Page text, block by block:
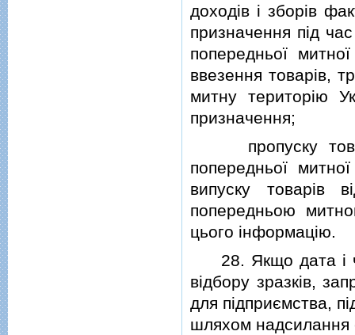
доходiв i зборiв
призначення пiд
попередньої
ввезення товарiв,
митну територiю
призначення;
пропуску
попередньої
випуску товарiв
попередньою
цього iнформацiю.
28. Якщо дата i
вiдбору зразкiв,
для пiдприємства,
шляхом надсилання